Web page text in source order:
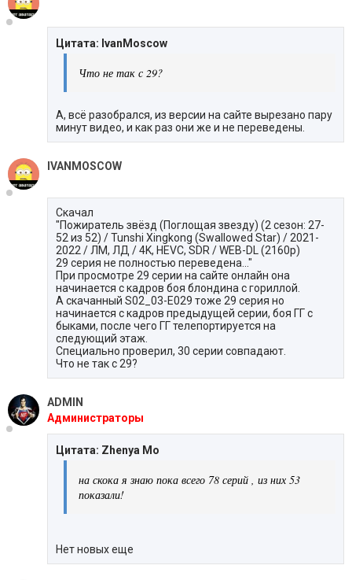
Цитата: IvanMoscow
Что не так с 29?
А, всё разобрался, из версии на сайте вырезано пару
минут видео, и как раз они же и не переведены.
IVANMOSCOW
Скачал
"Пожиратель звёзд (Поглощая звезду) (2 сезон: 27-
52 из 52) / Tunshi Xingkong (Swallowed Star) / 2021-
2022 / ЛМ, ЛД / 4K, HEVC, SDR / WEB-DL (2160p)
29 серия не полностью переведена..."
При просмотре 29 серии на сайте онлайн она
начинается с кадров боя блондина с гориллой.
А скачанный S02_03-E029 тоже 29 серия но
начинается с кадров предыдущей серии, боя ГГ с
быками, после чего ГГ телепортируется на
следующий этаж.
Специально проверил, 30 серии совпадают.
Что не так с 29?
ADMIN
Администраторы
Цитата: Zhenya Mo
на скока я знаю пока всего 78 серий , из них 53
показали!
Нет новых еще